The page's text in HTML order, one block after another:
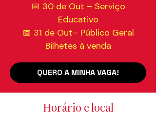
📅 30 de Out – Serviço
Educativo
📅 31 de Out– Público Geral
Bilhetes à venda
QUERO A MINHA VAGA!
Horário e local